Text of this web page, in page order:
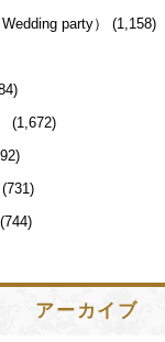
party）
(1,158)
(1,672)
(731)
(744)
アーカイブ